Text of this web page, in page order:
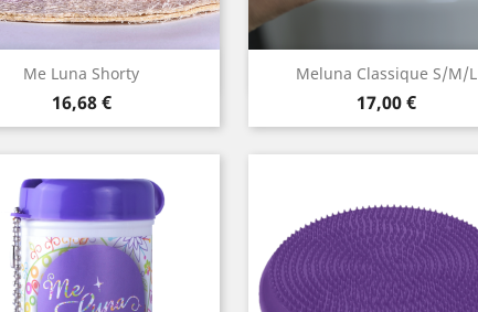
Me Luna Shorty
Pris
16,68 €
Snabbvy
Röd Rosaviolette
Meluna Classique S/M/L
Pris
17,00 €
Snabbvy
Röd Orange
Blå